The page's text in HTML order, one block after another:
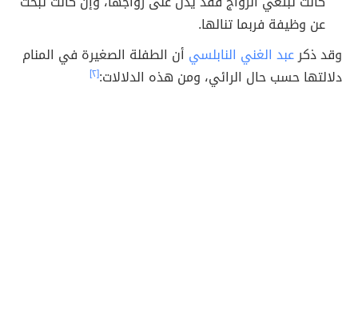
عن وظيفة فربما تنالها.
وقد ذكرعبد الغني النابلسي أن الطفلة الصغيرة في المنام
دلالتها حسب حال الرائي، ومن هذه الدلالات:[٢]